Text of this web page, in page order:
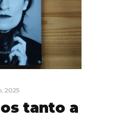
2025
tanto a